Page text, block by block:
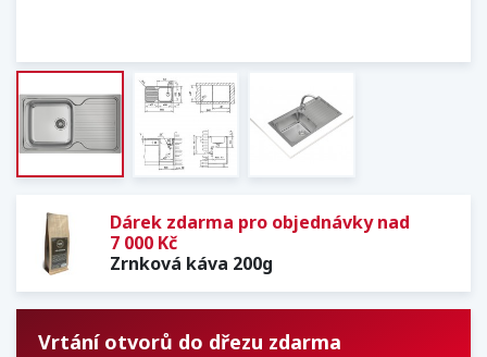
Dárek zdarma pro objednávky nad
7 000 Kč
Zrnková káva 200g
Vrtání otvorů do dřezu zdarma